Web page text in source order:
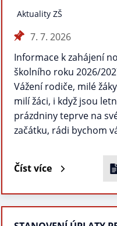
Aktuality ZŠ
7. 7. 2026
Informace k zahájení
školního roku 2026/
Vážení rodiče, milé
milí žáci, i když jsou
prázdniny teprve na
začátku, rádi bychom
Číst více